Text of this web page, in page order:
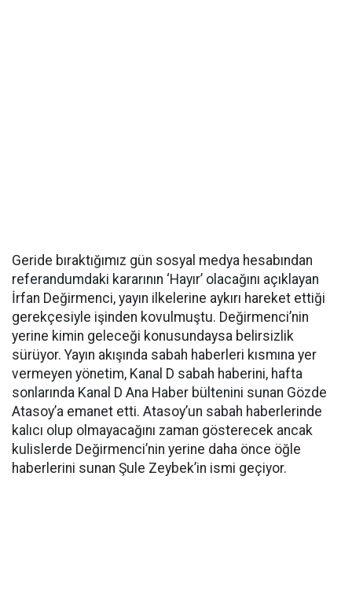
Geride bıraktığımız gün sosyal medya hesabından
referandumdaki kararının ‘Hayır’ olacağını açıklayan
İrfan Değirmenci, yayın ilkelerine aykırı hareket ettiği
gerekçesiyle işinden kovulmuştu. Değirmenci’nin
yerine kimin geleceği konusundaysa belirsizlik
sürüyor. Yayın akışında sabah haberleri kısmına yer
vermeyen yönetim, Kanal D sabah haberini, hafta
sonlarında Kanal D Ana Haber bültenini sunan Gözde
Atasoy’a emanet etti. Atasoy’un sabah haberlerinde
kalıcı olup olmayacağını zaman gösterecek ancak
kulislerde Değirmenci’nin yerine daha önce öğle
haberlerini sunan Şule Zeybek’in ismi geçiyor.